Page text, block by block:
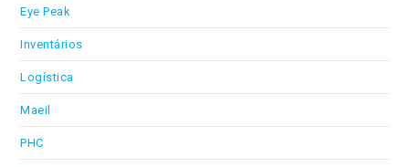
Eye Peak
Inventários
Logística
Maeil
PHC